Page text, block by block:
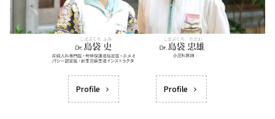
Profile Profile